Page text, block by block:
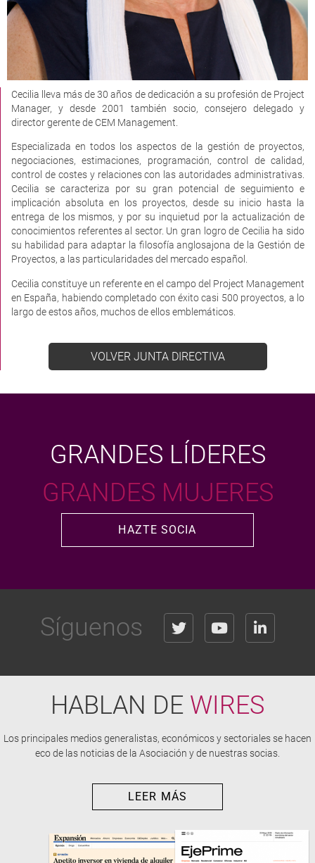
Cecilia lleva más de 30 años de dedicación a su profesión de Project
Manager, y desde 2001 también socio, consejero delegado y
director gerente de CEM Management.
Especializada en todos los aspectos de la gestión de proyectos,
negociaciones, estimaciones, programación, control de calidad,
control de costes y relaciones con las autoridades administrativas.
Cecilia se caracteriza por su gran potencial de seguimiento e
implicación absoluta en los proyectos, desde su inicio hasta la
entrega de los mismos, y por su inquietud por la actualización de
conocimientos referentes al sector. Un gran logro de Cecilia ha sido
su habilidad para adaptar la filosofía anglosajona de la Gestión de
Proyectos, a las particularidades del mercado español.
Cecilia constituye un referente en el campo del Project Management
en España, habiendo completado con éxito casi 500 proyectos, a lo
largo de estos años, muchos de ellos emblemáticos.
VOLVER JUNTA DIRECTIVA
GRANDES LÍDERES
GRANDES MUJERES
HAZTE SOCIA
Síguenos
HABLAN DE WIRES
Los principales medios generalistas, económicos y sectoriales se hacen
eco de las noticias de la Asociación y de nuestras socias.
LEER MÁS